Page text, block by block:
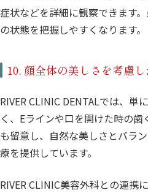
症状などを詳細に観察できます
の状態を把握しやすくなります。
10. 顔全体の美しさを考慮
RIVER CLINIC DENTALでは、単
く、Eラインや口を開けた時の
も留意し、自然な美しさとバラ
療を提供しています。
RIVER CLINIC美容外科との連携